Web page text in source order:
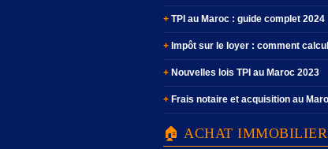
TPI au Maroc : guide complet 2024
Impôt sur le loyer : comment
Nouvelles lois TPI au Maroc 2023
Frais notaire et acquisition au
🏠 ACHAT IMMOBILIER